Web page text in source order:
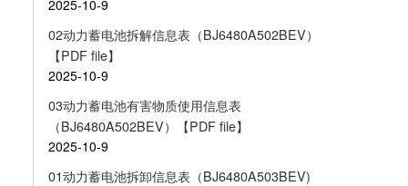
2025-10-9
02动力蓄电池拆解信息表（BJ6480A502BEV）
【PDF file】
2025-10-9
03动力蓄电池有害物质使用信息表
（BJ6480A502BEV）【PDF file】
2025-10-9
01动力蓄电池拆卸信息表（BJ6480A503BEV)